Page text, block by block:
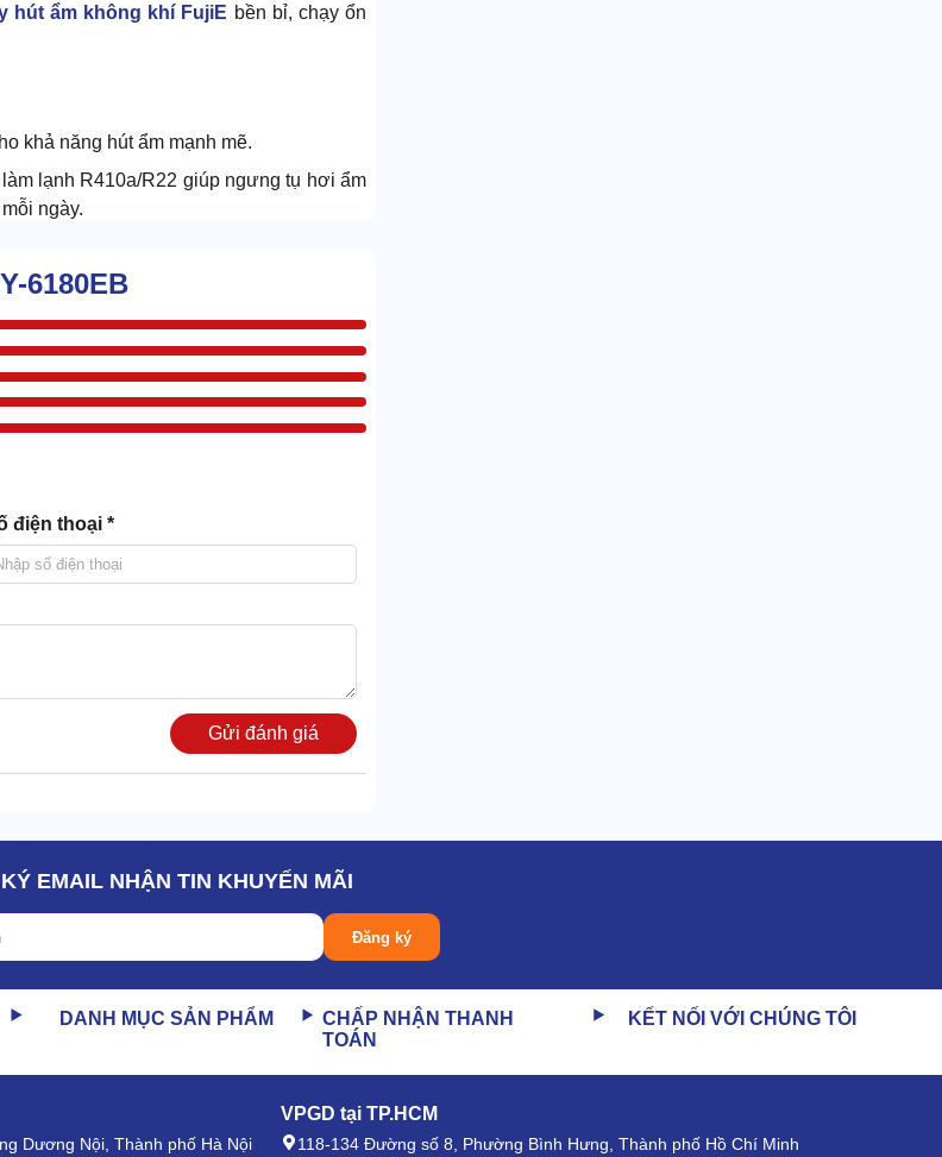
hút ẩm không khí FujiE bền bỉ, chạy ổn
khả năng hút ẩm mạnh mẽ.
lạnh R410a/R22 giúp ngưng tụ hơi ẩm
ngày.
ra, vì thế mà đảm bảo chất lượng các
6180EB lại có độ ồn nhỏ, vận hành êm
phù hợp cho nhiều không gian.
6180EB
điện thoại *
Gửi đánh giá
EMAIL NHẬN TIN KHUYẾN MÃI
Đăng ký
DANH MỤC SẢN PHẨM
CHẤP NHẬN THANH
TOÁN
KẾT NỐI VỚI CHÚNG TÔI
Dương Nội, Thành phố Hà Nội
VPGD tại TP.HCM
118-134 Đường số 8, Phường Bình Hưng, Thành phố Hồ Chí Minh